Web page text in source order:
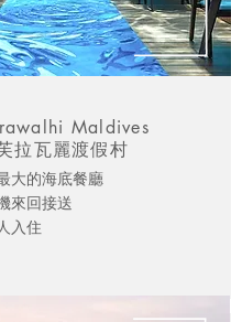
Maldives
拉瓦麗渡假村
大的海底餐廳
來回接送
入住